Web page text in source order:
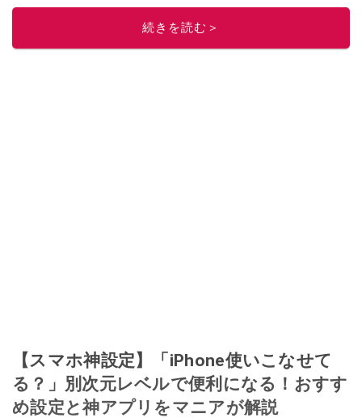
続きを読む＞
【スマホ神設定】「iPhone使いこなせて
る？」別次元レベルで便利になる！おすす
め設定と神アプリをマニアが解説